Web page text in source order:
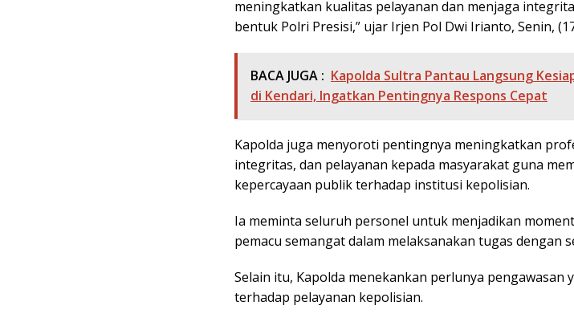
meningkatkan kualitas pelayanan dan menjaga
bentuk Polri Presisi,” ujar Irjen Pol Dwi Irianto, Senin,
BACA JUGA : Kapolda Sultra Pantau Langsung
di Kendari, Ingatkan Pentingnya Respons Cepat
Kapolda juga menyoroti pentingnya meningkatkan
integritas, dan pelayanan kepada masyarakat guna
kepercayaan publik terhadap institusi kepolisian.
Ia meminta seluruh personel untuk menjadikan
pemacu semangat dalam melaksanakan tugas dengan
Selain itu, Kapolda menekankan perlunya pengawasan
terhadap pelayanan kepolisian.